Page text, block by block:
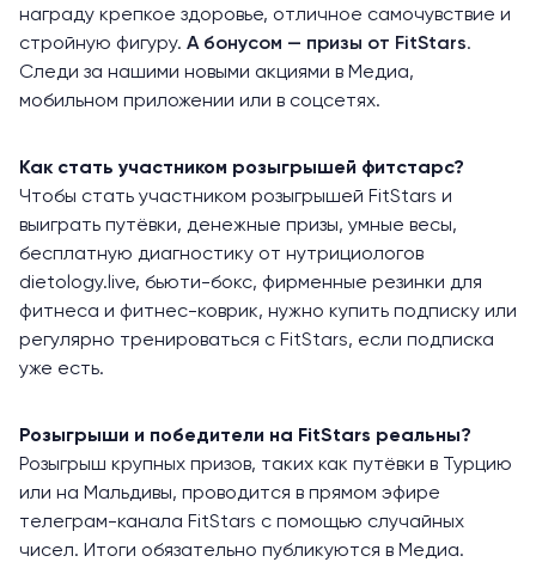
награду крепкое здоровье, отличное самочувствие и
стройную фигуру. А бонусом — призы от FitStars.
Следи за нашими новыми акциями в Медиа,
мобильном приложении или в соцсетях.
Как стать участником розыгрышей фитстарс?
Чтобы стать участником розыгрышей FitStars и
выиграть путёвки, денежные призы, умные весы,
бесплатную диагностику от нутрициологов
dietology.live, бьюти-бокс, фирменные резинки для
фитнеса и фитнес-коврик, нужно купить подписку или
регулярно тренироваться с FitStars, если подписка
уже есть.
Розыгрыши и победители на FitStars реальны?
Розыгрыш крупных призов, таких как путёвки в Турцию
или на Мальдивы, проводится в прямом эфире
телеграм-канала FitStars с помощью случайных
чисел. Итоги обязательно публикуются в Медиа.